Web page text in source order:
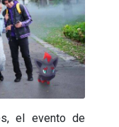
el evento de